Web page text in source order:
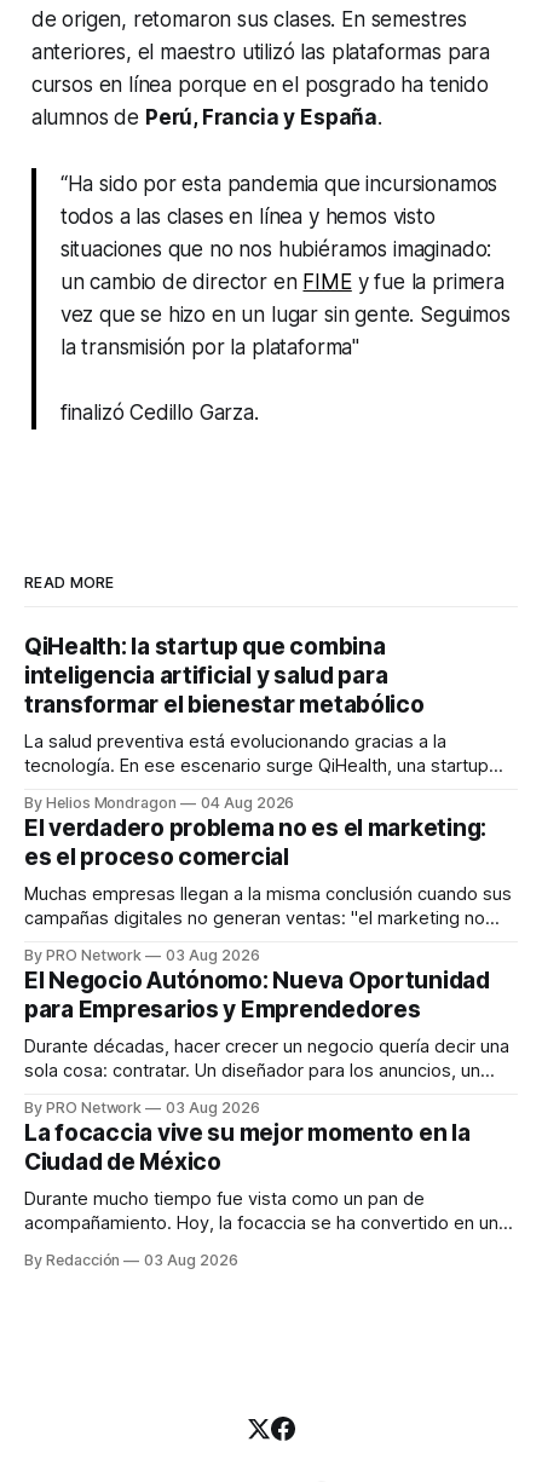
de origen, retomaron sus clases. En semestres
anteriores, el maestro utilizó las plataformas para
cursos en línea porque en el posgrado ha tenido
alumnos de Perú, Francia y España.
“Ha sido por esta pandemia que incursionamos
todos a las clases en línea y hemos visto
situaciones que no nos hubiéramos imaginado:
un cambio de director en FIME y fue la primera
vez que se hizo en un lugar sin gente. Seguimos
la transmisión por la plataforma"
finalizó Cedillo Garza.
READ MORE
QiHealth: la startup que combina
inteligencia artificial y salud para
transformar el bienestar metabólico
La salud preventiva está evolucionando gracias a la
tecnología. En ese escenario surge QiHealth, una startup
dispositivos inteligentes, inteligencia artificial y monitoreo
en tiempo real para ayudar a las personas a tomar mejores
decisiones sobre su salud metabólica. Su propuesta busca
responder
By Helios Mondragon 04 Aug 2026
El verdadero problema no es el marketing:
es el proceso comercial
Muchas empresas llegan a la misma conclusión cuando sus
campañas digitales no generan ventas: "el marketing no
INTERIUS, el problema suele estar en otro lugar. Durante
una entrevista para el podcast SER PRO, el especialista en
marketing digital explicó que
By PRO Network 03 Aug 2026
El Negocio Autónomo: Nueva Oportunidad
para Empresarios y Emprendedores
Durante décadas, hacer crecer un negocio quería decir una
sola cosa: contratar. Un diseñador para los anuncios, un
para los textos, alguien que supiera de publicidad digital
para encontrar prospectos, un vendedor para atender
llamadas y mensajes, y —con suerte— una persona
By PRO Network 03 Aug 2026
La focaccia vive su mejor momento en la
Ciudad de México
Durante mucho tiempo fue vista como un pan de
acompañamiento. Hoy, la focaccia se ha convertido en uno
artesanal, ingredientes de calidad y experiencias que
By Redacción 03 Aug 2026